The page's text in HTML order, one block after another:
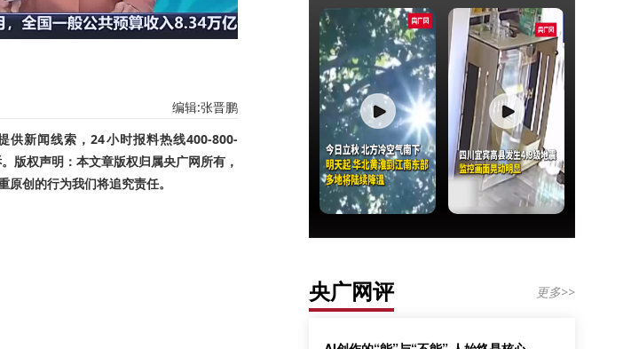
编辑:张晋鹏
供新闻线索，24小时报料热线400-800-
版权声明：本文章版权归属央广网所有，
创的行为我们将追究责任。
央广网评 更多>>